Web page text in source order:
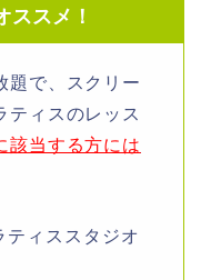
ススメ！
題で、スクリー
ティスのレッス
該当する方には
ティススタジオ